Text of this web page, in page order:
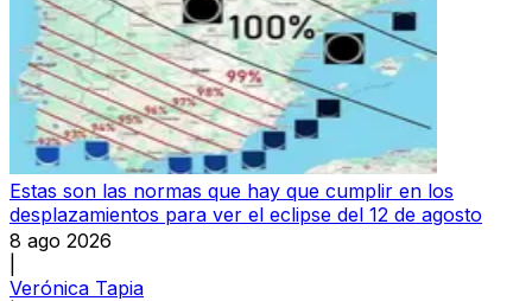
Estas son las normas que hay que cumplir en los
desplazamientos para ver el eclipse del 12 de agosto
8 ago 2026
Verónica Tapia